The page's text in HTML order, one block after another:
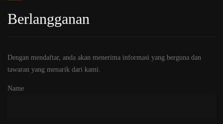
Berlangganan
Dengan mendaftar, anda akan menerima informasi yang berguna dan
tawaran yang menarik dari kami.
Name